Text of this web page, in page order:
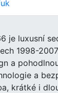
je luxusní
1998-
a
a
krátké i